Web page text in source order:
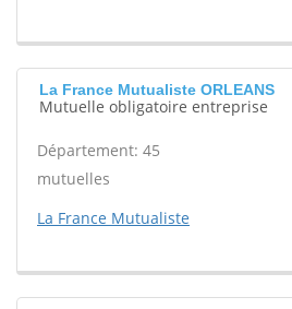
La France Mutualiste ORLEANS
Mutuelle obligatoire entreprise
Département: 45
mutuelles
La France Mutualiste